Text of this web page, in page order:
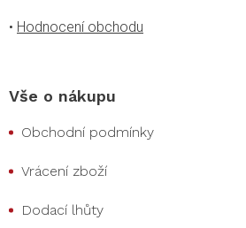
• Hodnocení obchodu
Vše o nákupu
Obchodní podmínky
Vrácení zboží
Dodací lhůty